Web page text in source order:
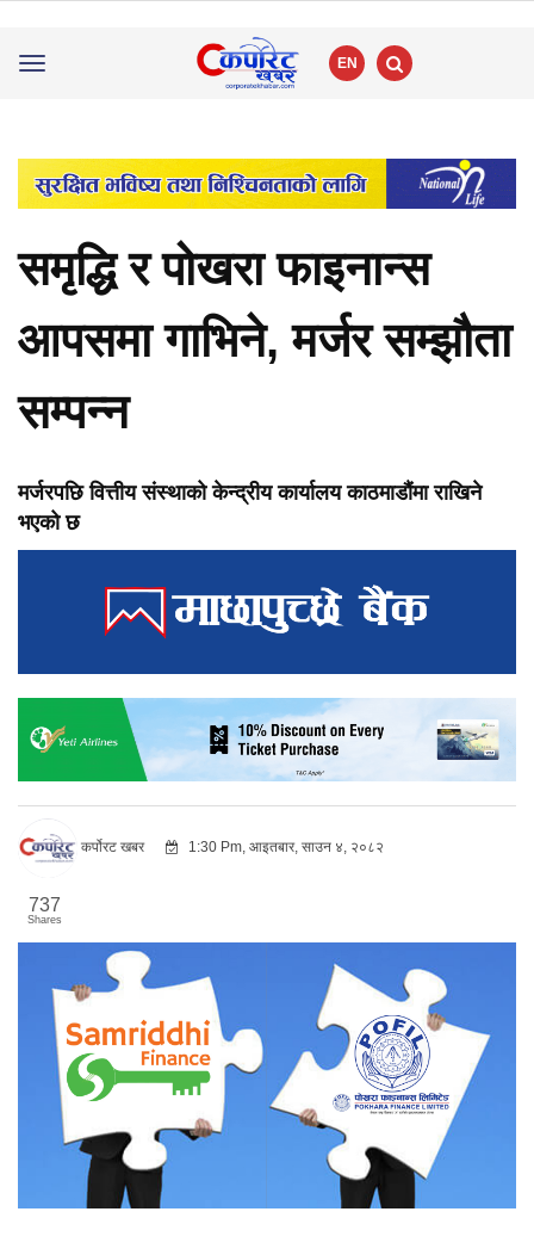
Toggle
EN
समृद्धि र पोखरा फाइनान्स
आपसमा गाभिने, मर्जर सम्झौता
सम्पन्न
मर्जरपछि वित्तीय संस्थाको केन्द्रीय कार्यालय काठमाडौंमा राखिने
भएको छ
कर्पोरट खबर 1:30 Pm, आइतबार, साउन ४, २०८२
737
Shares